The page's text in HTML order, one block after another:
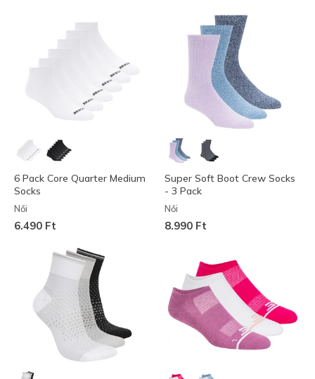
6 Pack Core Quarter Medium
Socks
Női
6.490 Ft
Super Soft Boot Crew Socks
- 3 Pack
Női
8.990 Ft